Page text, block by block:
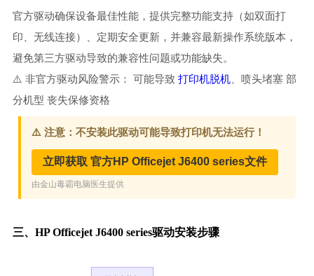
官方驱动确保设备最佳性能，提供完整功能支持（如双面打
印、无线连接）、定期安全更新，并兼容最新操作系统版本，
避免第三方驱动导致的兼容性问题或功能缺失。
⚠️ 非官方驱动风险警示： 可能导致 打印机脱机、喷头堵塞 部
分机型 丧失保修资格
三、HP Officejet J6400 series驱动安装步骤